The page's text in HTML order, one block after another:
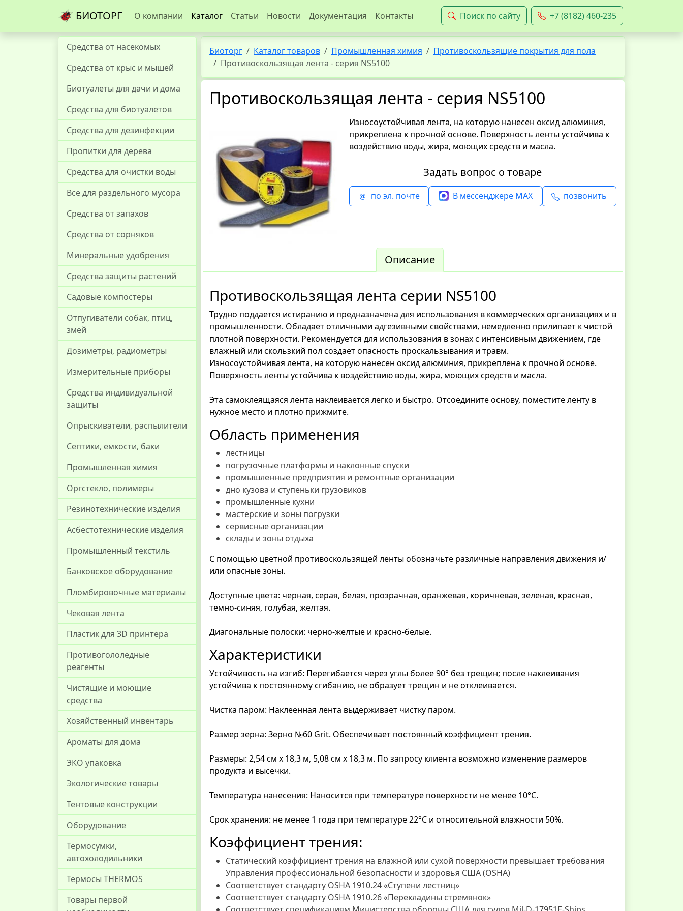
БИОТОРГ О компании Каталог Статьи Новости Документация Контакты Поиск по сайту +7 (8182) 460-235
Средства от насекомых
Средства от крыс и мышей
Биотуалеты для дачи и дома
Средства для биотуалетов
Средства для дезинфекции
Пропитки для дерева
Средства для очистки воды
Все для раздельного мусора
Средства от запахов
Средства от сорняков
Минеральные удобрения
Средства защиты растений
Садовые компостеры
Отпугиватели собак, птиц,
змей
Дозиметры, радиометры
Измерительные приборы
Средства индивидуальной
защиты
Опрыскиватели, распылители
Септики, емкости, баки
Промышленная химия
Оргстекло, полимеры
Резинотехнические изделия
Асбестотехнические изделия
Промышленный текстиль
Банковское оборудование
Пломбировочные материалы
Чековая лента
Пластик для 3D принтера
Противогололедные
реагенты
Чистящие и моющие
средства
Хозяйственный инвентарь
Ароматы для дома
ЭКО упаковка
Экологические товары
Тентовые конструкции
Оборудование
Термосумки,
автохолодильники
Термосы THERMOS
Товары первой
Биоторг Каталог товаров Промышленная химия
Противоскользящие покрытия для пола
Противоскользящая лента - серия NS5100
Противоскользящая лента - серия NS5100
Износоустойчивая лента, на которую нанесен оксид алюминия,
прикреплена к прочной основе. Поверхность ленты устойчива к
воздействию воды, жира, моющих средств и масла.
Задать вопрос о товаре
по эл. почте В мессенджере MAX позвонить
Описание
Противоскользящая лента серии NS5100
Трудно поддается истиранию и предназначена для использования в коммерческих организациях и в
промышленности. Обладает отличными адгезивными свойствами, немедленно прилипает к чистой
плотной поверхности. Рекомендуется для использования в зонах с интенсивным движением, где
влажный или скользкий пол создает опасность проскальзывания и травм.
Износоустойчивая лента, на которую нанесен оксид алюминия, прикреплена к прочной основе.
Поверхность ленты устойчива к воздействию воды, жира, моющих средств и масла.
Эта самоклеящаяся лента наклеивается легко и быстро. Отсоедините основу, поместите ленту в
нужное место и плотно прижмите.
Область применения
лестницы
погрузочные платформы и наклонные спуски
промышленные предприятия и ремонтные организации
дно кузова и ступеньки грузовиков
промышленные кухни
мастерские и зоны погрузки
сервисные организации
склады и зоны отдыха
С помощью цветной противоскользящей ленты обозначьте различные направления движения и/
или опасные зоны.
Доступные цвета: черная, серая, белая, прозрачная, оранжевая, коричневая, зеленая, красная,
темно-синяя, голубая, желтая.
Диагональные полоски: черно-желтые и красно-белые.
Характеристики
Устойчивость на изгиб: Перегибается через углы более 90° без трещин; после наклеивания
устойчива к постоянному сгибанию, не образует трещин и не отклеивается.
Чистка паром: Наклеенная лента выдерживает чистку паром.
Размер зерна: Зерно №60 Grit. Обеспечивает постоянный коэффициент трения.
Размеры: 2,54 см х 18,3 м, 5,08 см х 18,3 м. По запросу клиента возможно изменение размеров
продукта и высечки.
Температура нанесения: Наносится при температуре поверхности не менее 10°С.
Срок хранения: не менее 1 года при температуре 22°С и относительной влажности 50%.
Коэффициент трения:
Статический коэффициент трения на влажной или сухой поверхности превышает требования
Управления профессиональной безопасности и здоровья США (OSHA)
Соответствует стандарту OSHA 1910.24 «Ступени лестниц»
Соответствует стандарту OSHA 1910.26 «Перекладины стремянок»